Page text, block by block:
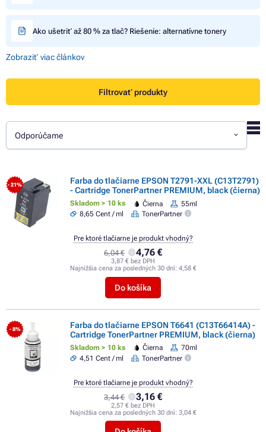
Ako ušetriť až 80 % za tlač? Riešenie: alternatívne tonery
Zobraziť viac článkov
Filtrovať produkty
Odporúčame
- 21%
Farba do tlačiarne EPSON T2791-XXL (C13T2791)
- Cartridge TonerPartner PREMIUM, black (čierna)
Skladom > 10 ks Čierna
55ml
8,65 Cent / ml
TonerPartner
6,04 € 4,76 €
3,87 € bez DPH
Najnižšia cena za posledných 30 dní: 4,58 €
Do košíka
Pre ktoré tlačiarne je produkt vhodný?
- 8%
Farba do tlačiarne EPSON T6641 (C13T66414A) -
Cartridge TonerPartner PREMIUM, black (čierna)
Skladom > 10 ks Čierna
70ml
4,51 Cent / ml
TonerPartner
3,44 € 3,16 €
2,57 € bez DPH
Najnižšia cena za posledných 30 dní: 3,04 €
Pre ktoré tlačiarne je produkt vhodný?